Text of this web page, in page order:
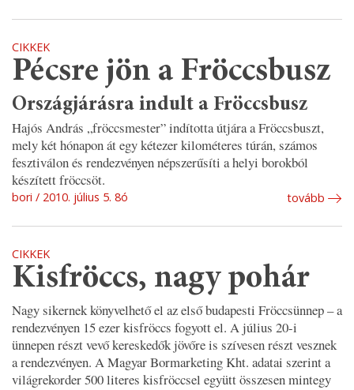
CIKKEK
Pécsre jön a Fröccsbusz
Országjárásra indult a Fröccsbusz
Hajós András „fröccsmester” indította útjára a Fröccsbuszt,
mely két hónapon át egy kétezer kilométeres túrán, számos
fesztiválon és rendezvényen népszerűsíti a helyi borokból
készített fröccsöt.
bori 2010. július 5. 8ó tovább
CIKKEK
Kisfröccs, nagy pohár
Nagy sikernek könyvelhető el az első budapesti Fröccsünnep – a
rendezvényen 15 ezer kisfröccs fogyott el. A július 20-i
ünnepen részt vevő kereskedők jövőre is szívesen részt vesznek
a rendezvényen. A Magyar Bormarketing Kht. adatai szerint a
világrekorder 500 literes kisfröccsel együtt összesen mintegy